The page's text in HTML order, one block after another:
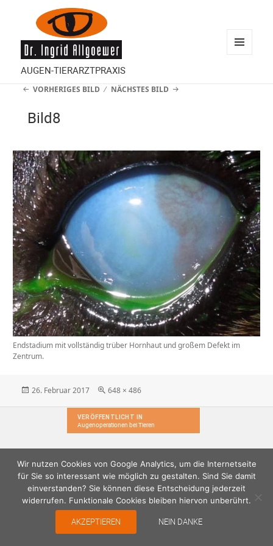
AUGEN-TIERARZTPRAXIS
VORHERIGES BILD NÄCHSTES BILD
Bild8
Endstadium mit vollständig trüber Hornhaut und großem Defekt im
Zentrum.
Veröffentlicht
26. Februar 2017 Originalgröße
648 × 486
VERÖFFENTLICHT IN
Augenoperationen bei Tieren
Wir nutzen Cookies von Google Analytics, um die Internetseite
für Sie so interessant wie möglich zu gestalten. Sind Sie damit
einverstanden? Sie können diese Entscheidung jederzeit
widerrufen. Funktionale Cookies bleiben hiervon unberührt.
AKZEPTIEREN NEIN DANKE